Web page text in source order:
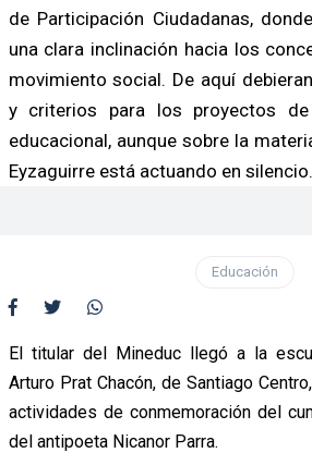
de Participación Ciudadanas,
una clara inclinación hacia los
movimiento social. De aquí
y criterios para los proyectos
educacional, aunque sobre la
Eyzaguirre está actuando en silencio.
Educación
El titular del Mineduc llegó a la
Arturo Prat Chacón, de Santiago
actividades de conmemoración del
del antipoeta Nicanor Parra.